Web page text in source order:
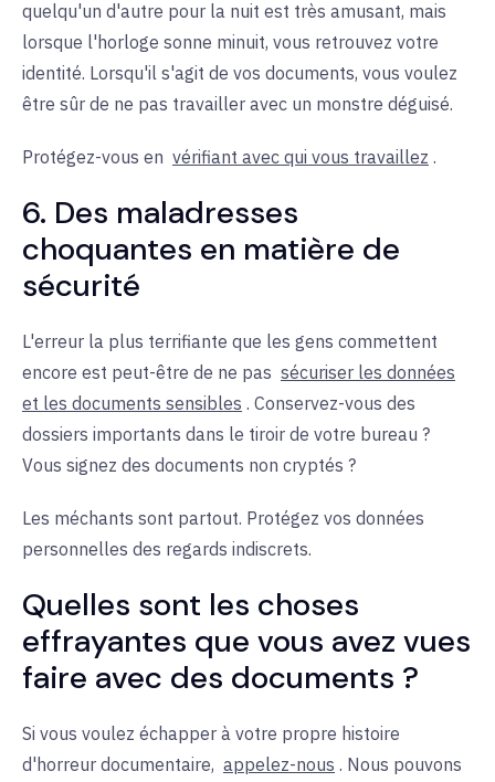
quelqu'un d'autre pour la nuit est très amusant, mais
lorsque l'horloge sonne minuit, vous retrouvez votre
identité. Lorsqu'il s'agit de vos documents, vous voulez
être sûr de ne pas travailler avec un monstre déguisé.
Protégez-vous en vérifiant avec qui vous travaillez .
6. Des maladresses
choquantes en matière de
sécurité
L'erreur la plus terrifiante que les gens commettent
encore est peut-être de ne pas sécuriser les données
et les documents sensibles . Conservez-vous des
dossiers importants dans le tiroir de votre bureau ?
Vous signez des documents non cryptés ?
Les méchants sont partout. Protégez vos données
personnelles des regards indiscrets.
Quelles sont les choses
effrayantes que vous avez vues
faire avec des documents ?
Si vous voulez échapper à votre propre histoire
d'horreur documentaire, appelez-nous . Nous pouvons